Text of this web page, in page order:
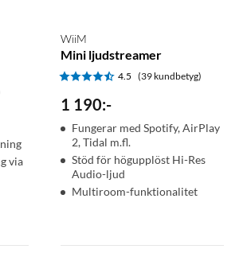
via
WiiM
Mini ljudstreamer
4.5 (39 kundbetyg)
1 190:-
Fungerar med Spotify, AirPlay
2, Tidal m.fl.
Stöd för högupplöst Hi-Res
Audio-ljud
Multiroom-funktionalitet